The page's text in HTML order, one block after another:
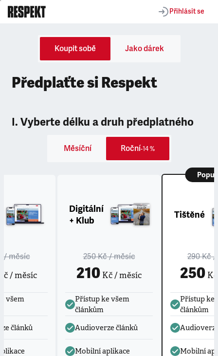
Přihlásit se
Koupit sobě Jako dárek
Předplaťte si Respekt
I. Vyberte délku a druh předplatného
Měsíční Roční-14 %
/ měsíc
/ měsíc
všem
článků
Digitální
+ Klub
250 Kč/ měsíc
210 Kč / měsíc
Přístup ke všem
článkům
Audioverze článků
Mobilní aplikace
Tištěné
290 Kč/
250Kč
Přístup ke
článkům
Mobilní